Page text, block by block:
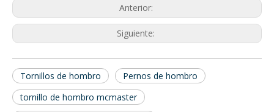
Anterior:
Siguiente:
Tornillos de hombro
Pernos de hombro
tornillo de hombro mcmaster